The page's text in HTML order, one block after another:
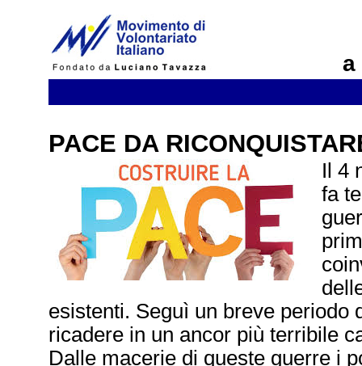
a
PACE DA
Il 4
fa
esistenti. Seguì un breve periodo
ricadere in un ancor più terribile
Dalle macerie di queste guerre i